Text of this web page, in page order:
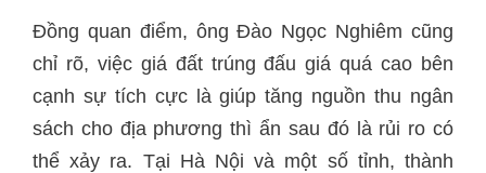
Đồng quan điểm, ông Đào Ngọc Nghiêm cũng
chỉ rõ, việc giá đất trúng đấu giá quá cao bên
cạnh sự tích cực là giúp tăng nguồn thu ngân
sách cho địa phương thì ẩn sau đó là rủi ro có
thể xảy ra. Tại Hà Nội và một số tỉnh, thành